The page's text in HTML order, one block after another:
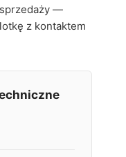
—
z kontaktem